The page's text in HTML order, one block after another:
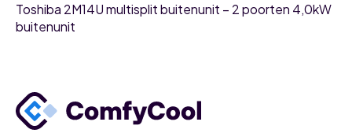
Toshiba 2M14U multisplit buitenunit – 2 poorten 4,0kW
buitenunit